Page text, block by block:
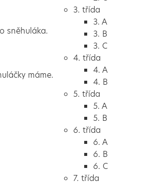
3. třída
3. A
3. B
3. C
4. třída
4. A
4. B
5. třída
5. A
5. B
6. třída
6. A
6. B
6. C
7. třída
sněhuláka.
máme.